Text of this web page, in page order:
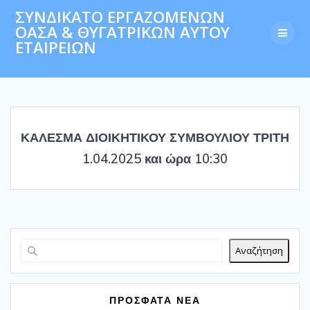
to
content
ΣΥΝΔΙΚΑΤΟ ΕΡΓΑΖΟΜΕΝΩΝ
ΟΑΣΑ & ΘΥΓΑΤΡΙΚΩΝ ΑΥΤΟΥ
ΕΤΑΙΡΕΙΩΝ
ΚΑΛΕΣΜΑ ΔΙΟΙΚΗΤΙΚΟΥ ΣΥΜΒΟΥΛΙΟΥ ΤΡΙΤΗ
1.04.2025 και ώρα 10:30
Αναζήτηση
ΠΡΟΣΦΑΤΑ ΝΕΑ